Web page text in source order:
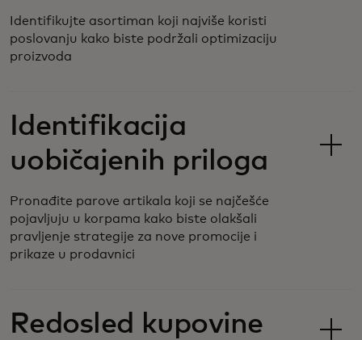
Identifikujte asortiman koji najviše koristi
poslovanju kako biste podržali optimizaciju
proizvoda
Identifikacija
uobičajenih priloga
Pronađite parove artikala koji se najčešće
pojavljuju u korpama kako biste olakšali
pravljenje strategije za nove promocije i
prikaze u prodavnici
Redosled kupovine